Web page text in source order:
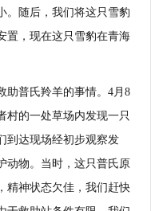
。随后，我们将这只雪豹
置，现在这只雪豹在青海
普氏羚羊的事情。4月8
村的一处草场内发现一只
到达现场经初步观察发
动物。当时，这只普氏原
精神状态欠佳，我们赶快